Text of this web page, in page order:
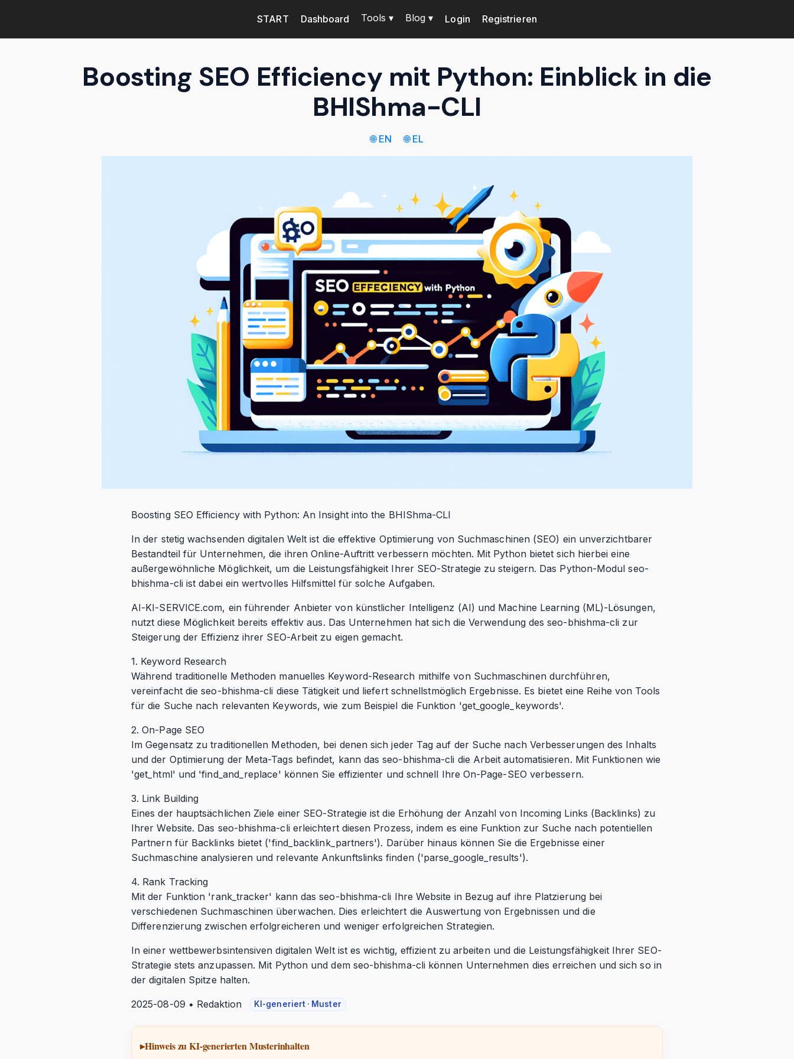
START Dashboard Tools ▾ Blog ▾ Login Registrieren
Boosting SEO Efficiency mit Python: Einblick in die
BHIShma-CLI
🌐 EN 🌐 EL
Boosting SEO Efficiency with Python: An Insight into the BHIShma-CLI
In der stetig wachsenden digitalen Welt ist die effektive Optimierung von Suchmaschinen (SEO) ein unverzichtbarer
Bestandteil für Unternehmen, die ihren Online-Auftritt verbessern möchten. Mit Python bietet sich hierbei eine
außergewöhnliche Möglichkeit, um die Leistungsfähigkeit Ihrer SEO-Strategie zu steigern. Das Python-Modul seo-
bhishma-cli ist dabei ein wertvolles Hilfsmittel für solche Aufgaben.
AI-KI-SERVICE.com, ein führender Anbieter von künstlicher Intelligenz (AI) und Machine Learning (ML)-Lösungen,
nutzt diese Möglichkeit bereits effektiv aus. Das Unternehmen hat sich die Verwendung des seo-bhishma-cli zur
Steigerung der Effizienz ihrer SEO-Arbeit zu eigen gemacht.
1. Keyword Research
Während traditionelle Methoden manuelles Keyword-Research mithilfe von Suchmaschinen durchführen,
vereinfacht die seo-bhishma-cli diese Tätigkeit und liefert schnellstmöglich Ergebnisse. Es bietet eine Reihe von Tools
für die Suche nach relevanten Keywords, wie zum Beispiel die Funktion 'get_google_keywords'.
2. On-Page SEO
Im Gegensatz zu traditionellen Methoden, bei denen sich jeder Tag auf der Suche nach Verbesserungen des Inhalts
und der Optimierung der Meta-Tags befindet, kann das seo-bhishma-cli die Arbeit automatisieren. Mit Funktionen wie
'get_html' und 'find_and_replace' können Sie effizienter und schnell Ihre On-Page-SEO verbessern.
3. Link Building
Eines der hauptsächlichen Ziele einer SEO-Strategie ist die Erhöhung der Anzahl von Incoming Links (Backlinks) zu
Ihrer Website. Das seo-bhishma-cli erleichtert diesen Prozess, indem es eine Funktion zur Suche nach potentiellen
Partnern für Backlinks bietet ('find_backlink_partners'). Darüber hinaus können Sie die Ergebnisse einer
Suchmaschine analysieren und relevante Ankunftslinks finden ('parse_google_results').
4. Rank Tracking
Mit der Funktion 'rank_tracker' kann das seo-bhishma-cli Ihre Website in Bezug auf ihre Platzierung bei
verschiedenen Suchmaschinen überwachen. Dies erleichtert die Auswertung von Ergebnissen und die
Differenzierung zwischen erfolgreicheren und weniger erfolgreichen Strategien.
In einer wettbewerbsintensiven digitalen Welt ist es wichtig, effizient zu arbeiten und die Leistungsfähigkeit Ihrer SEO-
Strategie stets anzupassen. Mit Python und dem seo-bhishma-cli können Unternehmen dies erreichen und sich so in
der digitalen Spitze halten.
2025-08-09 • Redaktion KI-generiert · Muster
Hinweis zu KI-generierten Musterinhalten